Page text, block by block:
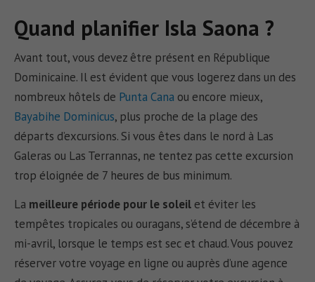
Quand planifier Isla Saona ?
Avant tout, vous devez être présent en République
Dominicaine. Il est évident que vous logerez dans un des
nombreux hôtels de Punta Cana ou encore mieux,
Bayabihe Dominicus, plus proche de la plage des
départs d’excursions. Si vous êtes dans le nord à Las
Galeras ou Las Terrannas, ne tentez pas cette excursion
trop éloignée de 7 heures de bus minimum.
La meilleure période pour le soleil et éviter les
tempêtes tropicales ou ouragans, s’étend de décembre à
mi-avril, lorsque le temps est sec et chaud. Vous pouvez
réserver votre voyage en ligne ou auprès d’une agence